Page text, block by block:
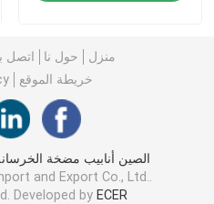
قطع غيار مضخة الخرسانة
أنبوب توصيل مضخة
منزل حول نا اتصل
خريطة الموقع
الصين أنابيب مضخة
and Export Co., Ltd..
Developed by ECER